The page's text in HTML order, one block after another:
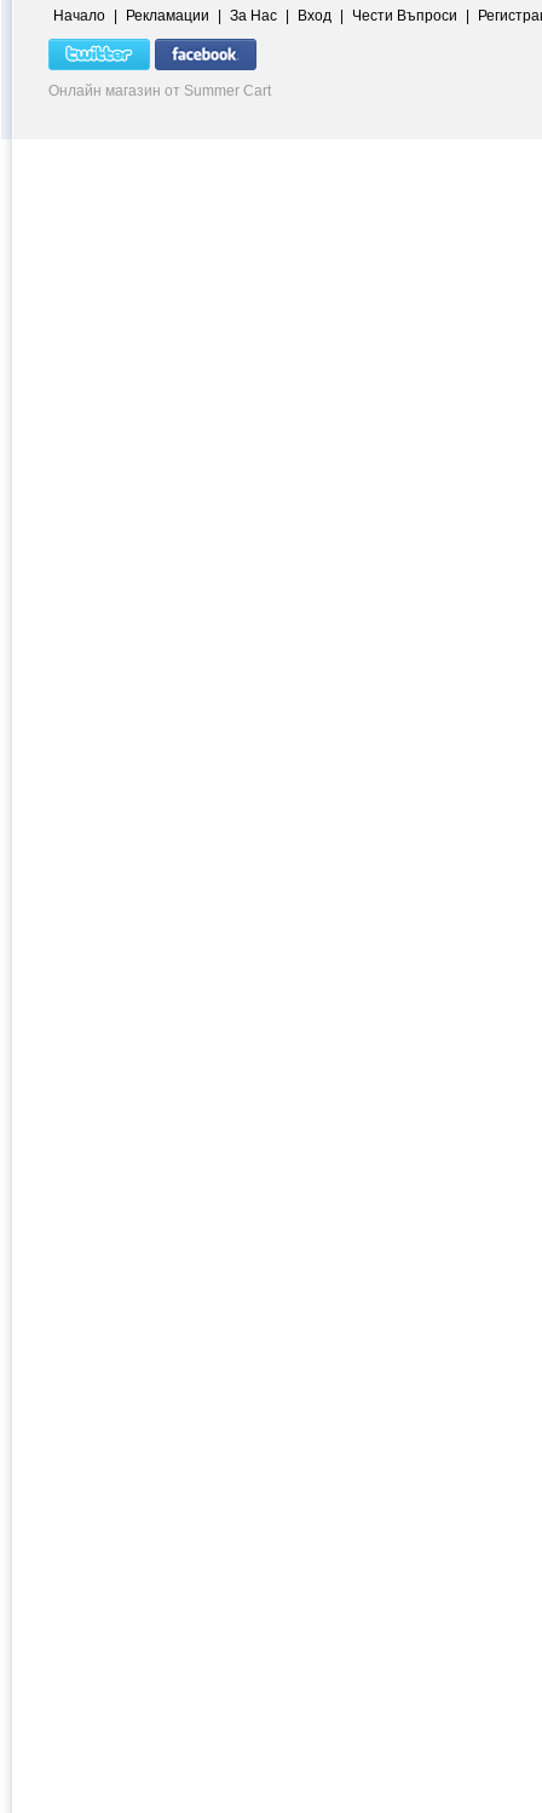
Начало | Рекламации | За Нас | Вход | Чести Въпроси |
Онлайн магазин от Summer Cart